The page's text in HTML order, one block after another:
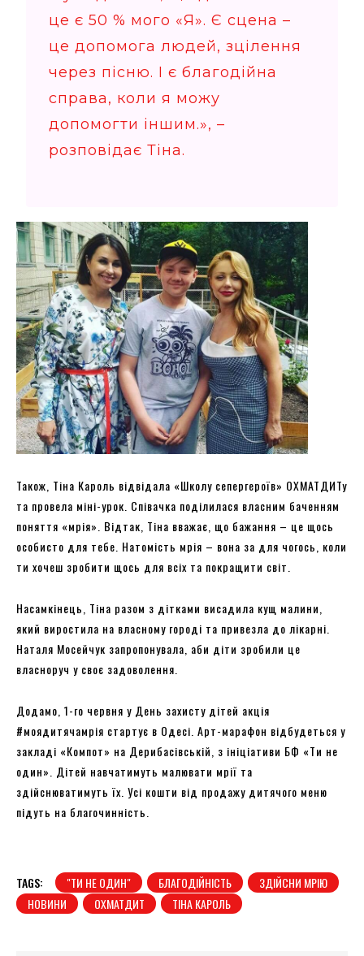
це є 50 % мого «Я». Є сцена –
це допомога людей, зцілення
через пісню. І є благодійна
справа, коли я можу
допомогти іншим.», –
розповідає Тіна.
Також, Тіна Кароль відвідала «Школу сепергероїв» ОХМАТДИТу
та провела міні-урок. Співачка поділилася власним баченням
поняття «мрія». Відтак, Тіна вважає, що бажання – це щось
особисто для тебе. Натомість мрія – вона за для чогось, коли
ти хочеш зробити щось для всіх та покращити світ.
Насамкінець, Тіна разом з дітками висадила кущ малини,
який виростила на власному городі та привезла до лікарні.
Наталя Мосейчук запропонувала, аби діти зробили це
власноруч у своє задоволення.
Додамо, 1-го червня у День захисту дітей акція
#моядитячамрія стартує в Одесі. Арт-марафон відбудеться у
закладі «Компот» на Дерибасівській, з ініціативи БФ «Ти не
один». Дітей навчатимуть малювати мрії та
здійснюватимуть їх. Усі кошти від продажу дитячого меню
підуть на благочинність.
TAGS: "ТИ НЕ ОДИН" БЛАГОДІЙНІСТЬ
ЗДІЙСНИ МРІЮ
НОВИНИ
ОХМАТДИТ ТІНА КАРОЛЬ